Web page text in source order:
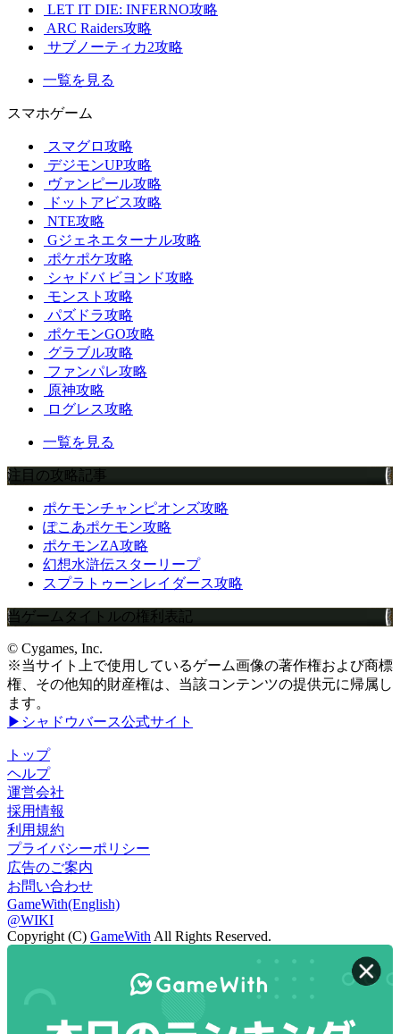
LET IT DIE: INFERNO攻略
ARC Raiders攻略
サブノーティカ2攻略
一覧を見る
スマホゲーム
スマグロ攻略
デジモンUP攻略
ヴァンピール攻略
ドットアビス攻略
NTE攻略
Gジェネエターナル攻略
ポケポケ攻略
シャドバ ビヨンド攻略
モンスト攻略
パズドラ攻略
ポケモンGO攻略
グラブル攻略
ファンパレ攻略
原神攻略
ログレス攻略
一覧を見る
注目の攻略記事
ポケモンチャンピオンズ攻略
ぽこあポケモン攻略
ポケモンZA攻略
幻想水滸伝スターリープ
スプラトゥーンレイダース攻略
当ゲームタイトルの権利表記
© Cygames, Inc.
※当サイト上で使用しているゲーム画像の著作権および商標
権、その他知的財産権は、当該コンテンツの提供元に帰属し
ます。
▶シャドウバース公式サイト
トップ
ヘルプ
運営会社
採用情報
利用規約
プライバシーポリシー
広告のご案内
お問い合わせ
GameWith(English)
@WIKI
Copyright (C) GameWith All Rights Reserved.